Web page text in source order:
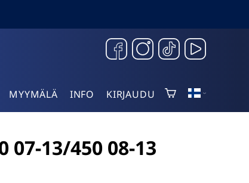
MYYMÄLÄ INFO KIRJAUDU
07-13/450 08-13